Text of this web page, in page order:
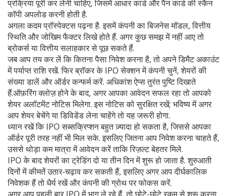
प्रक्रिया पूरी कर लेनी चाहिए, जिसमें आधार कार्ड और पैन कार्ड की स्कैन
कॉपी अपलोड करनी होती है.
अगला कदम प्रॉस्पेक्टस पढ़ना है. इसमें कंपनी का बिजनेस मॉडल, वित्तीय
स्थिति और जोखिम फैक्टर लिखे होते हैं. अगर कुछ समझ में नहीं आए तो
ब्रोकर्स या वित्तीय सलाहकार से पूछ सकते हैं.
जब आप तय कर लें कि कितना पैसा निवेश करना है, तो अपने डिमैट अकाउंट
में पर्याप्त राशि रखें. फिर ब्रॉकर के IPO सेक्शन में कंपनी चुनें, शेयरों की
संख्या डालें और ऑर्डर कन्फर्म करें. अधिकांश ऐप्स तुरंत पुष्टि दिखाते
हैं.ऑफ़रिंग क्लोज़ होने के बाद, अगर आपका आवेदन सफल रहा तो आपको
शेयर अलॉटमेंट नोटिस मिलेगा. इस नोटिस को सुरक्षित रखें; भविष्य में अगर
आप शेयर बेचेंगे या डिविडेंड लेना चाहेंगे तो यह जरूरी होगा.
ध्यान रखें कि IPO सब्सक्रिप्शन बहुत ज़्यादा हो सकता है, जिससे आपका
ऑर्डर पूरी तरह नहीं भी मिल सके. इसलिए जितना आप निवेश करना चाहते हैं,
उससे थोड़ा कम मात्रा में आवेदन करें ताकि रिज़ल्ट बेहतर मिले.
IPO के बाद शेयरों का ट्रेडिंग दो या तीन दिन में शुरू हो जाता है. शुरुआती
दिनों में कीमतें उतार‑चढ़ाव कर सकती हैं, इसलिए अगर आप दीर्घकालिक
निवेशक हैं तो धैर्य रखें और कंपनी की ग्रोथ पर फोकस करें.